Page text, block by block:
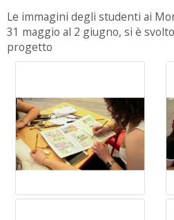
Le immagini degli studenti ai
31 maggio al 2 giugno, si è
progetto